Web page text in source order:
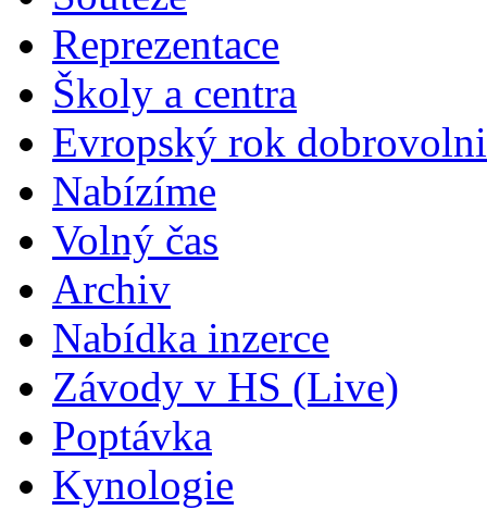
Reprezentace
Školy a centra
Evropský rok
Nabízíme
Volný čas
Archiv
Nabídka inzerce
Závody v HS (Live)
Poptávka
Kynologie